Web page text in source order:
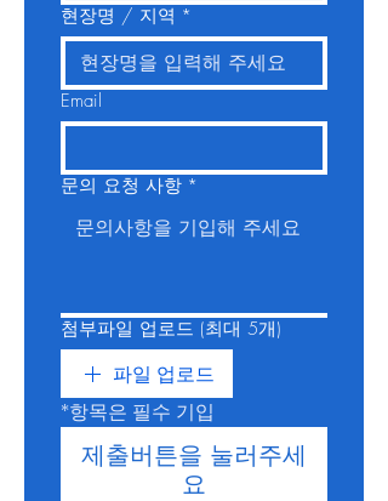
현장명 / 지역 *
Email
문의 요청 사항 *
첨부파일 업로드 (최대 5개)
파일 업로드
제출버튼을 눌러주세
요